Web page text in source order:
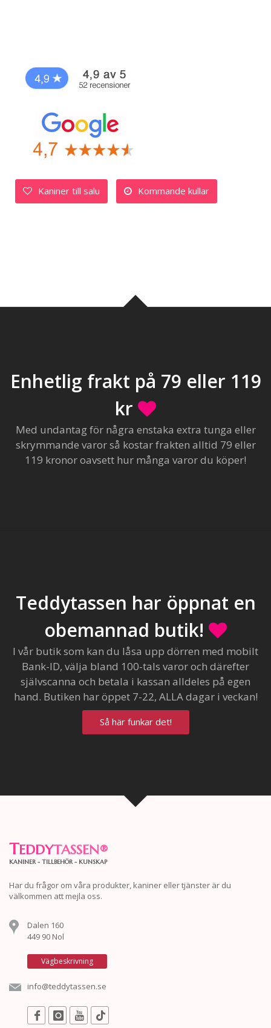
Kaniner till salu Kommande kullar
Enhetlig frakt på 79 eller 119
kr
Med undantag för några enstaka extra tunga eller
skrymmande varor så kostar frakten alltid 79 eller
119 kronor oavsett hur många varor du köper!
Teddytassen har öppnat en
obemannad butik!
I vår butik som kan du låsa upp dörren med mobilt
Bank-ID, välja bland 100-tals varor och därefter
självscanna och betala i kassan alldeles på egen
hand. Butiken har öppet 7-22, ALLA dagar i veckan!
Så här funkar det!
TEDDYTASSEN®
KANINER - TILLBEHÖR - KUNSKAP
Har du frågor om våra produkter, kaniner eller tjänster är du
välkommen att mejla oss.
Dalen 160
449 90 Nol
Vägbeskrivning
info@teddytassen.se